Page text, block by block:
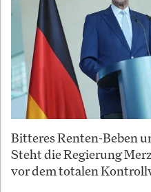
Bitteres Renten-Beben
Steht die Regierung
vor dem totalen